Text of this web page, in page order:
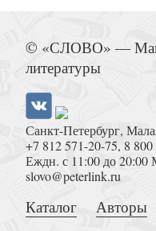
© «СЛОВО» —
литературы
Санкт-Петербург,
+7 812 571-20-75, 8
Еждн. с 11:00 до
slovo@peterlink.ru
Каталог Авторы